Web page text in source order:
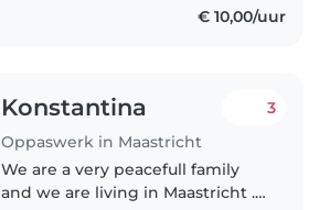
€ 10,00/uur
Konstantina
Oppaswerk in Maastricht
3
We are a very peacefull family
and we are living in Maastricht . I